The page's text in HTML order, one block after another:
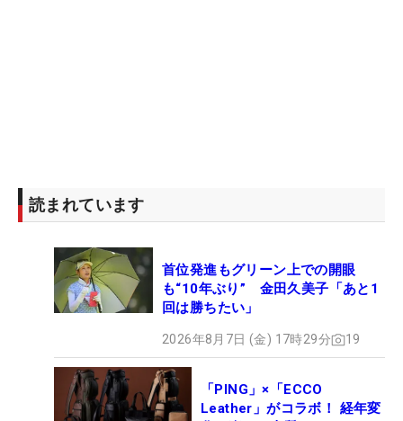
読まれています
首位発進もグリーン上での開眼
も“10年ぶり” 金田久美子「あと1
回は勝ちたい」
2026年8月7日 (金) 17時29分 19
「PING」×「ECCO
Leather」がコラボ！ 経年変